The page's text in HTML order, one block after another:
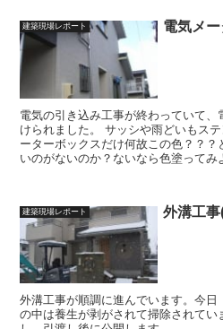
建築現場レポート 電気メ
電気の引き込み工事が終わっていて
けられました。 サッシや雨どいもス
ーターボックスだけ何故この色？？
いのがないのか？ないなら色塗ってみ
建築現場レポート 外溝工事
外溝工事が順調に進んでいます。今日
の中は養生が剥がされて掃除されて